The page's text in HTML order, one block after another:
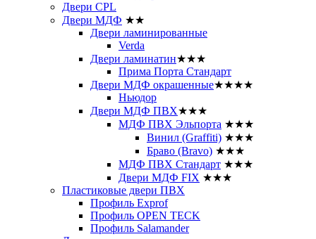
Двери CРL
Двери МДФ ★★
Двери ламинированные
Verda
Двери ламинатин★★★
Прима Порта Стандарт
Двери МДФ окрашенные★★★★
Ньюдор
Двери МДФ ПВХ★★★
МДФ ПВХ Эльпорта ★★★
Винил (Graffiti) ★★★
Браво (Bravo) ★★★
МДФ ПВХ Стандарт ★★★
Двери МДФ FIX ★★★
Пластиковые двери ПВХ
Профиль Exprof
Профиль OPEN TECK
Профиль Salamander